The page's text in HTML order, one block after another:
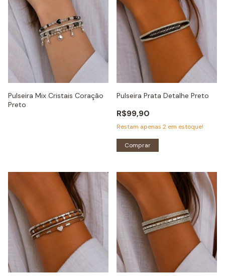
Pulseira Mix Cristais Coração
Preto
Pulseira Prata Detalhe Preto
R$99,90
Restam apenas 2 em estoque!
Comprar